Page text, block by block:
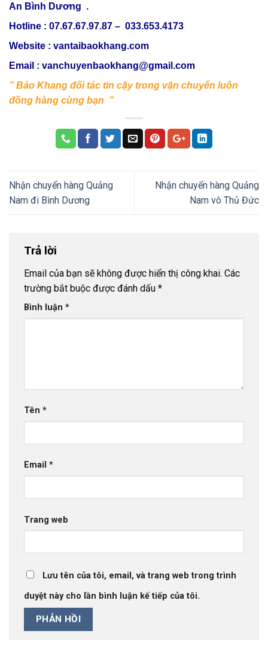
An Bình Dương .
Hotline : 07.67.67.97.87 – 033.653.4173
Website : vantaibaokhang.com
Email : vanchuyenbaokhang@gmail.com
” Bảo Khang đối tác tin cậy trong vận chuyển luôn
đồng hàng cùng bạn ”
Nhận chuyển hàng Quảng
Nam đi Bình Dương
Nhận chuyển hàng Quảng
Nam vô Thủ Đức
Trả lời
Email của bạn sẽ không được hiển thị công khai. Các
trường bắt buộc được đánh dấu *
Bình luận *
Tên *
Email *
Trang web
Lưu tên của tôi, email, và trang web trong trình
duyệt này cho lần bình luận kế tiếp của tôi.